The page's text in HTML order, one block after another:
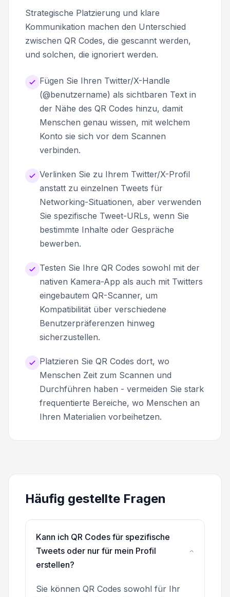
Strategische Platzierung und klare
Kommunikation machen den Unterschied
zwischen QR Codes, die gescannt werden,
und solchen, die ignoriert werden.
Fügen Sie Ihren Twitter/X-Handle
(@benutzername) als sichtbaren Text in
der Nähe des QR Codes hinzu, damit
Menschen genau wissen, mit welchem
Konto sie sich vor dem Scannen
verbinden.
Verlinken Sie zu Ihrem Twitter/X-Profil
anstatt zu einzelnen Tweets für
Networking-Situationen, aber verwenden
Sie spezifische Tweet-URLs, wenn Sie
bestimmte Inhalte oder Gespräche
bewerben.
Testen Sie Ihre QR Codes sowohl mit der
nativen Kamera-App als auch mit Twitters
eingebautem QR-Scanner, um
Kompatibilität über verschiedene
Benutzerpräferenzen hinweg
sicherzustellen.
Platzieren Sie QR Codes dort, wo
Menschen Zeit zum Scannen und
Durchführen haben - vermeiden Sie stark
frequentierte Bereiche, wo Menschen an
Ihren Materialien vorbeihetzen.
Häufig gestellte Fragen
Kann ich QR Codes für spezifische
Tweets oder nur für mein Profil
erstellen?
Sie können QR Codes sowohl für Ihr